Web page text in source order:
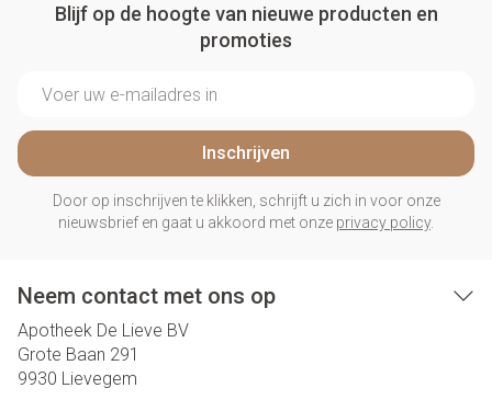
Blijf op de hoogte van nieuwe producten en
promoties
Inschrijven
Door op inschrijven te klikken, schrijft u zich in voor onze
nieuwsbrief en gaat u akkoord met onze privacy policy.
Neem contact met ons op
Apotheek De Lieve BV
Grote Baan 291
9930 Lievegem